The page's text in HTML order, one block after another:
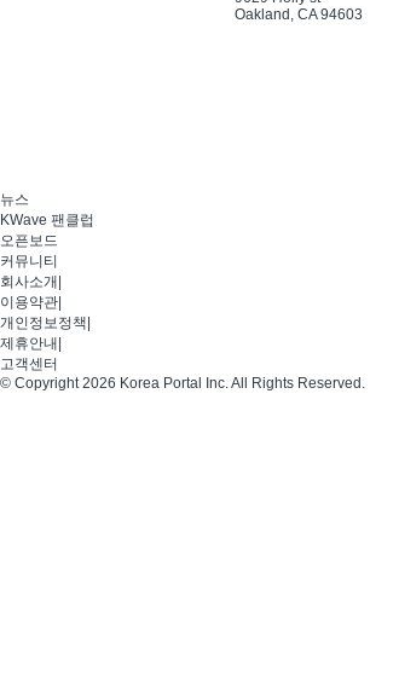
Oakland, CA 94603
뉴스
KWave 팬클럽
오픈보드
커뮤니티
회사소개
이용약관
개인정보정책
제휴안내
고객센터
© Copyright 2026 Korea Portal Inc. All Rights Reserved.